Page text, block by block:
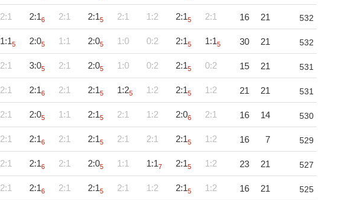
2:1 2:16 2:1 2:15 2:1 1:2 2:15 2:1 16 21 532
1:15 2:05 1:1 2:05 1:0 0:2 2:15 1:15 30 21 532
2:1 3:05 2:1 2:05 1:0 0:2 2:15 0:2 15 21 531
2:1 2:16 2:1 2:15 1:25 1:2 2:15 1:2 21 21 531
2:1 2:05 1:1 2:15 2:1 1:2 2:06 2:1 16 14 530
2:1 2:16 2:1 2:15 2:1 2:1 2:15 1:2 16 7 529
2:1 2:16 2:1 2:05 1:1 1:17 2:15 1:2 23 21 527
2:1 2:16 2:1 2:15 2:1 1:2 2:15 1:2 16 21 525